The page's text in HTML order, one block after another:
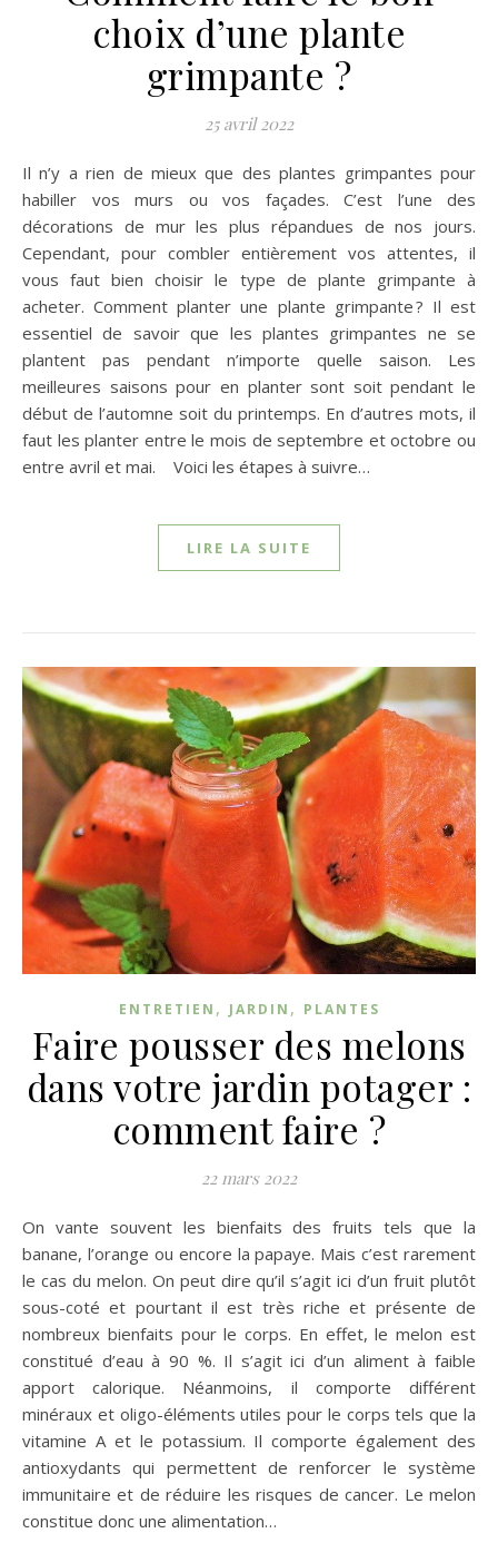
choix d’une plante
grimpante ?
25 avril 2022
Il n’y a rien de mieux que des plantes grimpantes pour
habiller vos murs ou vos façades. C’est l’une des
décorations de mur les plus répandues de nos jours.
Cependant, pour combler entièrement vos attentes, il
vous faut bien choisir le type de plante grimpante à
acheter. Comment planter une plante grimpante ? Il est
essentiel de savoir que les plantes grimpantes ne se
plantent pas pendant n’importe quelle saison. Les
meilleures saisons pour en planter sont soit pendant le
début de l’automne soit du printemps. En d’autres mots, il
faut les planter entre le mois de septembre et octobre ou
entre avril et mai. Voici les étapes à suivre…
LIRE LA SUITE
ENTRETIEN , JARDIN , PLANTES
Faire pousser des melons
dans votre jardin potager :
comment faire ?
22 mars 2022
On vante souvent les bienfaits des fruits tels que la
banane, l’orange ou encore la papaye. Mais c’est rarement
le cas du melon. On peut dire qu’il s’agit ici d’un fruit plutôt
sous-coté et pourtant il est très riche et présente de
nombreux bienfaits pour le corps. En effet, le melon est
constitué d’eau à 90 %. Il s’agit ici d’un aliment à faible
apport calorique. Néanmoins, il comporte différent
minéraux et oligo-éléments utiles pour le corps tels que la
vitamine A et le potassium. Il comporte également des
antioxydants qui permettent de renforcer le système
immunitaire et de réduire les risques de cancer. Le melon
constitue donc une alimentation…